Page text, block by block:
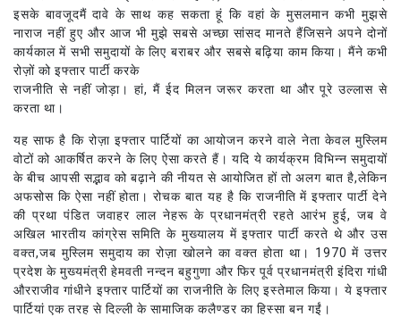
इसके बावजूदमैं दावे के साथ कह सकता हूं कि वहां के मुसलमान कभी मुझसे
नाराज नहीं हुए और आज भी मुझे सबसे अच्छा सांसद मानते हैंजिसने अपने दोनों
कार्यकाल में सभी समुदायों के लिए बराबर और सबसे बढ़िया काम किया। मैंने कभी
रोज़ों को इफ्तार पार्टी करके
राजनीति से नहीं जोड़ा। हां, मैं ईद मिलन जरूर करता था और पूरे उल्लास से
करता था।
यह साफ है कि रोज़ा इफ्तार पार्टियों का आयोजन करने वाले नेता केवल मुस्लिम
वोटों को आकर्षित करने के लिए ऐसा करते हैं। यदि ये कार्यक्रम विभिन्न समुदायों
के बीच आपसी सद्भाव को बढ़ाने की नीयत से आयोजित हों तो अलग बात है,लेकिन
अफसोस कि ऐसा नहीं होता। रोचक बात यह है कि राजनीति में इफ्तार पार्टी देने
की प्रथा पंडित जवाहर लाल नेहरू के प्रधानमंत्री रहते आरंभ हुई, जब वे
अखिल भारतीय कांग्रेस समिति के मुख्यालय में इफ्तार पार्टी करते थे और उस
वक्त,जब मुस्लिम समुदाय का रोज़ा खोलने का वक्त होता था। 1970 में उत्तर
प्रदेश के मुख्यमंत्री हेमवती नन्दन बहुगुणा और फिर पूर्व प्रधानमंत्री इंदिरा गांधी
औरराजीव गांधीने इफ्तार पार्टियों का राजनीति के लिए इस्तेमाल किया। ये इफ्तार
पार्टियां एक तरह से दिल्ली के सामाजिक कलैण्डर का हिस्सा बन गईं।